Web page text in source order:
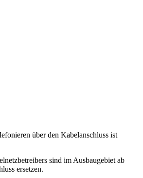
über den Kabelanschluss ist
sind im Ausbaugebiet ab
ersetzen.